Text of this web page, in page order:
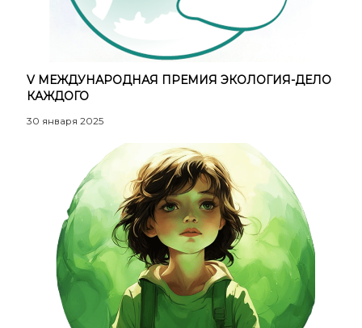
V МЕЖДУНАРОДНАЯ ПРЕМИЯ ЭКОЛОГИЯ-ДЕЛО
КАЖДОГО
30 января 2025